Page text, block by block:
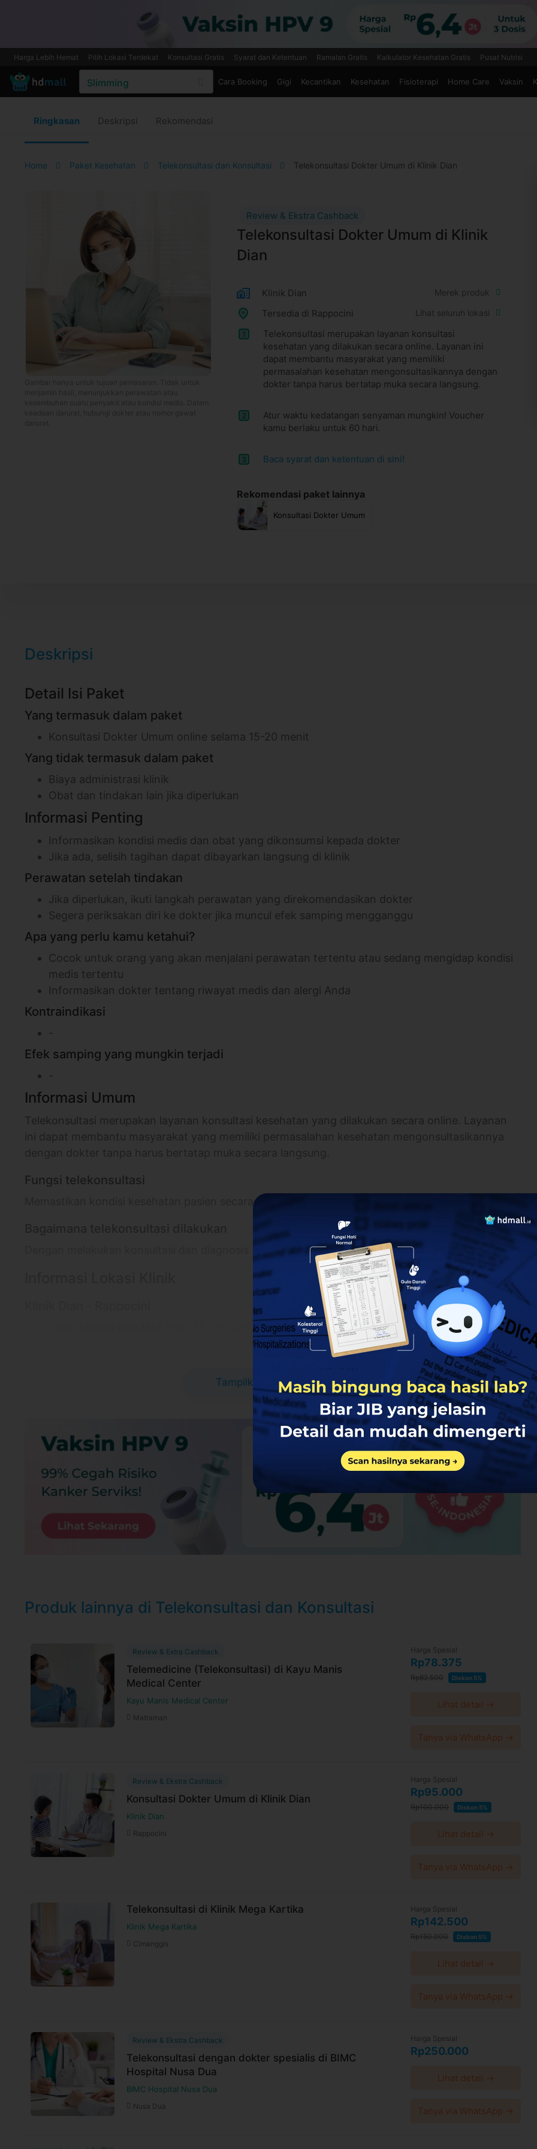
Harga Lebih Hemat Pilih Lokasi Terdekat Konsultasi Gratis Syarat dan Ketentuan Ramalan Gratis Kalkulator Kesehatan Gratis Pusat Nutrisi
Cara Booking Gigi Kecantikan Kesehatan Fisioterapi Home Care Vaksin
Ringkasan Deskripsi Rekomendasi
Home Paket Kesehatan Telekonsultasi dan Konsultasi Telekonsultasi Dokter Umum di Klinik Dian
Review & Ekstra Cashback
Telekonsultasi Dokter Umum di Klinik
Dian
Klinik Dian Merek produk
Tersedia di Rappocini Lihat seluruh lokasi
1
Telekonsultasi merupakan layanan konsultasi
kesehatan yang dilakukan secara online. Layanan ini
dapat membantu masyarakat yang memiliki
permasalahan kesehatan mengonsultasikannya dengan
dokter tanpa harus bertatap muka secara langsung.
2
Atur waktu kedatangan senyaman mungkin! Voucher
kamu berlaku untuk 60 hari.
3 Baca syarat dan ketentuan di sini!
Rekomendasi paket lainnya
Konsultasi Dokter Umum
Deskripsi
Detail Isi Paket
Yang termasuk dalam paket
Konsultasi Dokter Umum online selama 15-20 menit
Yang tidak termasuk dalam paket
Biaya administrasi klinik
Obat dan tindakan lain jika diperlukan
Informasi Penting
Informasikan kondisi medis dan obat yang dikonsumsi kepada dokter
Jika ada, selisih tagihan dapat dibayarkan langsung di klinik
Perawatan setelah tindakan
Jika diperlukan, ikuti langkah perawatan yang direkomendasikan dokter
Segera periksakan diri ke dokter jika muncul efek samping mengganggu
Apa yang perlu kamu ketahui?
Cocok untuk orang yang akan menjalani perawatan tertentu atau sedang mengidap kondisi
medis tertentu
Informasikan dokter tentang riwayat medis dan alergi Anda
Kontraindikasi
-
Efek samping yang mungkin terjadi
-
Informasi Umum
Telekonsultasi merupakan layanan konsultasi kesehatan yang dilakukan secara online. Layanan
ini dapat membantu masyarakat yang memiliki permasalahan kesehatan mengonsultasikannya
Fungsi telekonsultasi
Memastikan kondisi kesehatan pasien secara online
Dengan melakukan konsultasi dan diagnosis secara online
Jalan Minasa Upa M14 Ruko M, Gn. Sari, Kec. Rappocini, Kota Makassar, Sulawesi Selatan
Jam praktek Senin-Minggu: 08.30-21.00
E-voucher booking klinik berlaku selama 60 hari setelah pembayaran terkonfirmasi
Booking dan ubah jadwal dengan mudah via WhatsApp 24 jam sebelum waktu treatment
Untuk lebih lengkapnya, Anda dapat membaca syarat dan kebijakandi halaman ini
Syarat dan ketentuan dapat berubah sewaktu-waktu tanpa pemberitahuan dan berlaku
untuk pembelian setelah waktu perubahan
Harga paket sudah termasuk biaya administrasi, convenience fee, biaya pemeliharaan platform.
Tampilkan lebih banyak
Produk lainnya di Telekonsultasi dan Konsultasi
Review & Extra Cashback
Telemedicine (Telekonsultasi) di Kayu Manis
Medical Center
Kayu Manis Medical Center
Matraman
Harga Spesial
Rp78.375
Rp82.500 Diskon 5%
Lihat detail →
Tanya via WhatsApp →
Review & Ekstra Cashback
Konsultasi Dokter Umum di Klinik Dian
Klinik Dian
Rappocini
Harga Spesial
Rp95.000
Rp100.000 Diskon 5%
Lihat detail →
Tanya via WhatsApp →
Telekonsultasi di Klinik Mega Kartika
Klinik Mega Kartika
Cimanggis
Harga Spesial
Rp142.500
Rp150.000 Diskon 5%
Lihat detail →
Tanya via WhatsApp →
Review & Ekstra Cashback
Telekonsultasi dengan dokter spesialis di BIMC
Hospital Nusa Dua
BIMC Hospital Nusa Dua
Nusa Dua
Harga Spesial
Rp250.000
Lihat detail →
Tanya via WhatsApp →